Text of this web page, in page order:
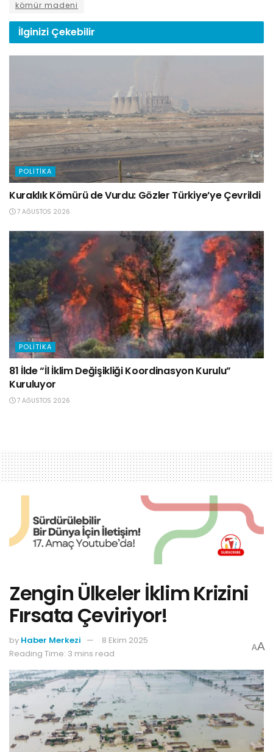
kömür madeni
İlginizi Çekebilir
POLITIKA
Kuraklık Kömürü de Vurdu: Gözler Türkiye’ye Çevrildi
7 AĞUSTOS 2026
POLITIKA
81 İlde “İl İklim Değişikliği Koordinasyon Kurulu”
Kuruluyor
7 AĞUSTOS 2026
Zengin Ülkeler İklim Krizini
Fırsata Çeviriyor!
by Haber Merkezi
8 Ekim 2025
Reading Time: 3 mins read
AA